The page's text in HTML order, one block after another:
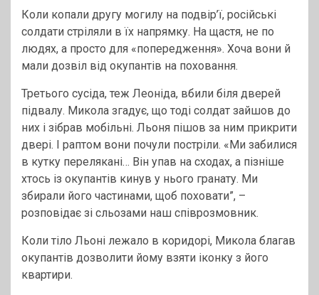
Коли копали другу могилу на подвір’ї, російські
солдати стріляли в їх напрямку. На щастя, не по
людях, а просто для «попередження». Хоча вони й
мали дозвіл від окупантів на поховання.
Третього сусіда, теж Леоніда, вбили біля дверей
підвалу. Микола згадує, що тоді солдат зайшов до
них і зібрав мобільні. Льоня пішов за ним прикрити
двері. І раптом вони почули постріли. «Ми забилися
в кутку перелякані… Він упав на сходах, а пізніше
хтось із окупантів кинув у нього гранату. Ми
збирали його частинами, щоб поховати”, –
розповідає зі сльозами наш співрозмовник.
Коли тіло Льоні лежало в коридорі, Микола благав
окупантів дозволити йому взяти іконку з його
квартири.